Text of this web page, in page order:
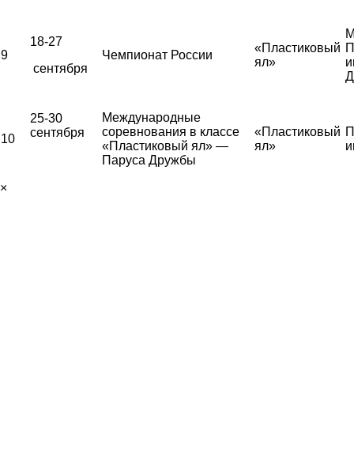
9
18-27
сентября
Чемпионат России
«Пластиковый
ял»
10
25-30
сентября
Международные
соревнования в классе
«Пластиковый ял» —
Паруса Дружбы
«Пластиковый
ял»
×